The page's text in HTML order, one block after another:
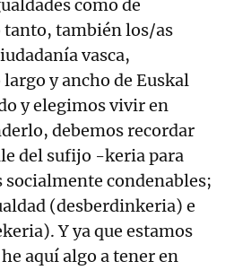
como de
también los/as
vasca,
y ancho de Euskal
y elegimos vivir en
debemos recordar
del sufijo -keria para
socialmente condenables;
(desberdinkeria) e
Y ya que estamos
aquí algo a tener en